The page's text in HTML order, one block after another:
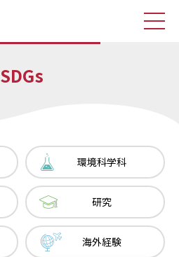
記事一覧
環境科学科
研究
海外経験
イベント
SDGs
環境科学科
研究
海外経験